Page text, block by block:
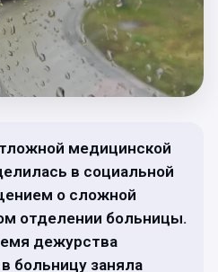
медицинской
в социальной
о сложной
отделении больницы.
дежурства
больницу заняла